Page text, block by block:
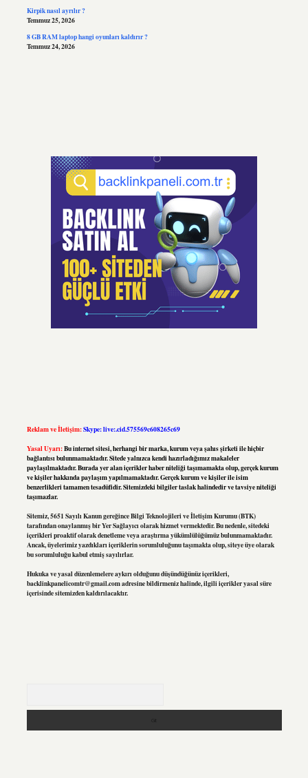
Kirpik nasıl ayrılır ?
Temmuz 25, 2026
8 GB RAM laptop hangi oyunları kaldırır ?
Temmuz 24, 2026
Reklam ve İletişim:Skype: live:.cid.575569c608265c69
Yasal Uyarı:Bu internet sitesi, herhangi bir marka, kurum veya şahıs şirketi ile hiçbir
bağlantısı bulunmamaktadır. Sitede yalnızca kendi hazırladığımız makaleler
paylaşılmaktadır. Burada yer alan içerikler haber niteliği taşımamakta olup, gerçek kurum
ve kişiler hakkında paylaşım yapılmamaktadır. Gerçek kurum ve kişiler ile isim
benzerlikleri tamamen tesadüfidir. Sitemizdeki bilgiler taslak halindedir ve tavsiye niteliği
taşımazlar.
Sitemiz, 5651 Sayılı Kanun gereğince Bilgi Teknolojileri ve İletişim Kurumu (BTK)
tarafından onaylanmış bir Yer Sağlayıcı olarak hizmet vermektedir. Bu nedenle, sitedeki
içerikleri proaktif olarak denetleme veya araştırma yükümlülüğümüz bulunmamaktadır.
Ancak, üyelerimiz yazdıkları içeriklerin sorumluluğunu taşımakta olup, siteye üye olarak
bu sorumluluğu kabul etmiş sayılırlar.
Hukuka ve yasal düzenlemelere aykırı olduğunu düşündüğünüz içerikleri,
backlinkpanelicomtr@gmail.comadresine bildirmeniz halinde, ilgili içerikler yasal süre
içerisinde sitemizden kaldırılacaktır.